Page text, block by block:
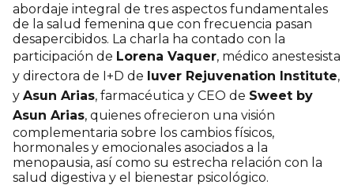
abordaje integral de tres aspectos fundamentales
de la salud femenina que con frecuencia pasan
desapercibidos. La charla ha contado con la
participación de Lorena Vaquer, médico anestesista
y directora de I+D de Iuver Rejuvenation Institute,
y Asun Arias, farmacéutica y CEO de Sweet by
Asun Arias, quienes ofrecieron una visión
complementaria sobre los cambios físicos,
hormonales y emocionales asociados a la
menopausia, así como su estrecha relación con la
salud digestiva y el bienestar psicológico.